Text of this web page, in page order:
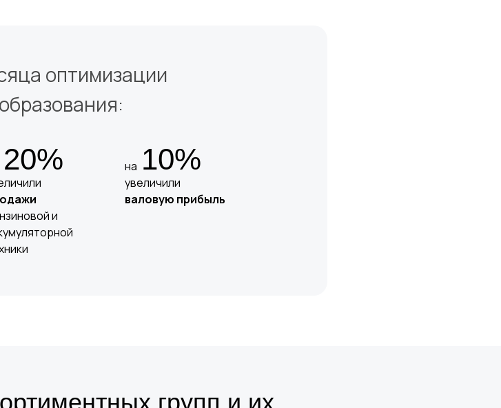
оптимизации
и
20%
на
увеличили
валовую прибыль
10%
групп и их